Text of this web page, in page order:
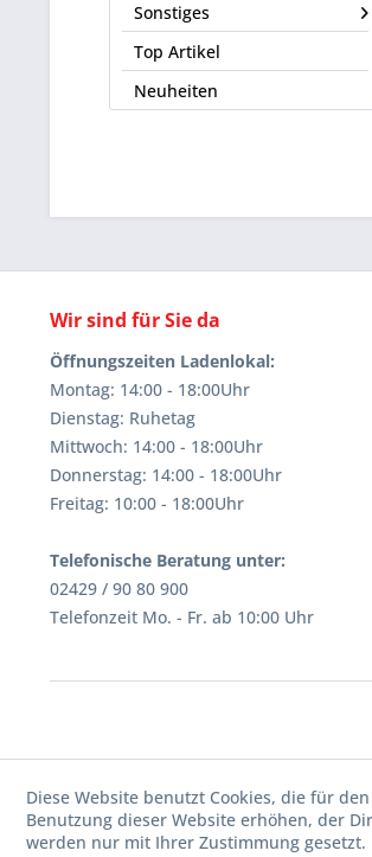
Sonstiges
Top Artikel
Neuheiten
Wir sind für Sie da
Öffnungszeiten Ladenlokal:
Montag: 14:00 - 18:00Uhr
Dienstag: Ruhetag
Mittwoch: 14:00 - 18:00Uhr
Donnerstag: 14:00 - 18:00Uhr
Freitag: 10:00 - 18:00Uhr
Telefonische Beratung unter:
02429 / 90 80 900
Telefonzeit Mo. - Fr. ab 10:00 Uhr
Diese Website benutzt Cookies, die für
Benutzung dieser Website erhöhen, der
werden nur mit Ihrer Zustimmung gesetzt.